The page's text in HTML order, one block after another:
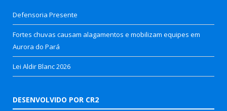
Defensoria Presente
Fortes chuvas causam alagamentos e mobilizam equipes em
Aurora do Pará
Lei Aldir Blanc 2026
DESENVOLVIDO POR CR2